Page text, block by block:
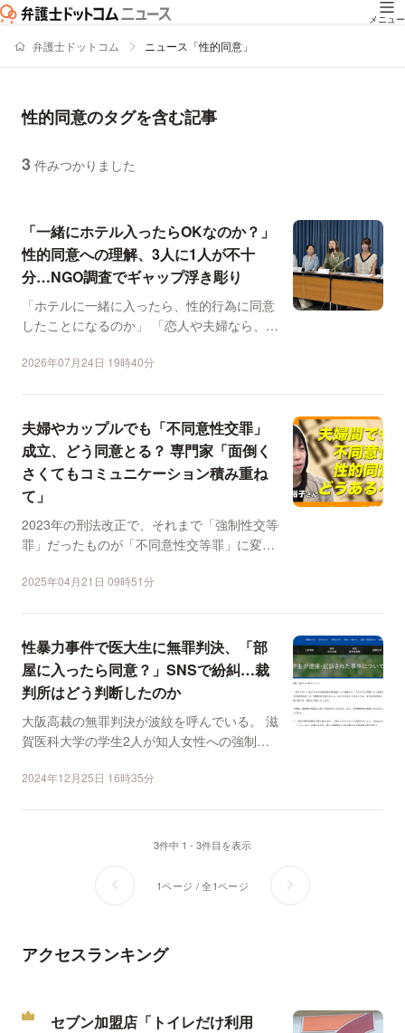
メニュー
弁護士ドットコム ニュース「性的同意」
性的同意のタグを含む記事
3 件みつかりました
「一緒にホテル入ったらOKなのか？」
性的同意への理解、3人に1人が不十
分…NGO調査でギャップ浮き彫り
「ホテルに一緒に入ったら、性的行為に同意
したことになるのか」 「恋人や夫婦なら、毎
2026年07月24日 19時40分
夫婦やカップルでも「不同意性交罪」
成立、どう同意とる？ 専門家「面倒く
さくてもコミュニケーション積み重ね
て」
2023年の刑法改正で、それまで「強制性交等
罪」だったものが「不同意性交等罪」に変わ
2025年04月21日 09時51分
性暴力事件で医大生に無罪判決、「部
屋に入ったら同意？」SNSで紛糾…裁
判所はどう判断したのか
大阪高裁の無罪判決が波紋を呼んでいる。 滋
賀医科大学の学生2人が知人女性への強制性
2024年12月25日 16時35分
3件中 1 - 3件目を表示
1ページ / 全1ページ
アクセスランキング
セブン加盟店「トイレだけ利用